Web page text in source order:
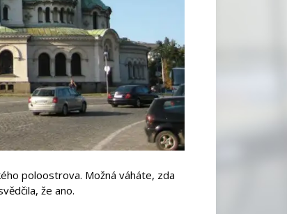
poloostrova. Možná váháte, zda
že ano.